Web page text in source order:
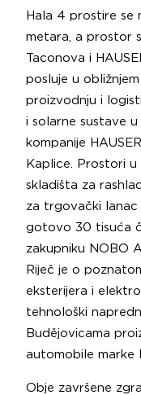
Hala 4 prostire
metara, a prostor
Taconova i
posluje u
proizvodnju i
i solarne sustave
kompanije
Kaplice. Prostori
skladišta za
za trgovački lanac
gotovo 30 tisuća
zakupniku NOBO
Riječ je o
eksterijera i
tehnološki
Budějovicama
automobile marke
Obje završene